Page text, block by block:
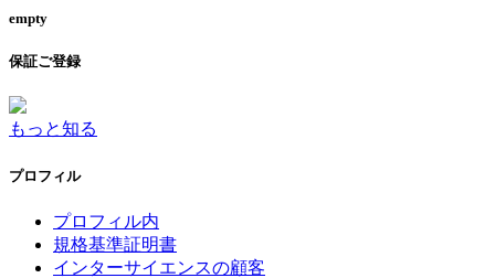
empty
保証ご登録
もっと知る
プロフィル
プロフィル内
規格基準証明書
インターサイエンスの顧客